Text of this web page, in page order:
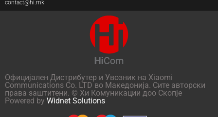
contact@hi.mk
Официјален Дистрибутер и Увозник на Xiaomi
Communications Co. LTD во Македонија. Сите авторски
права заштитени. © Хи Комуникации доо Скопје
Powered by Widnet Solutions